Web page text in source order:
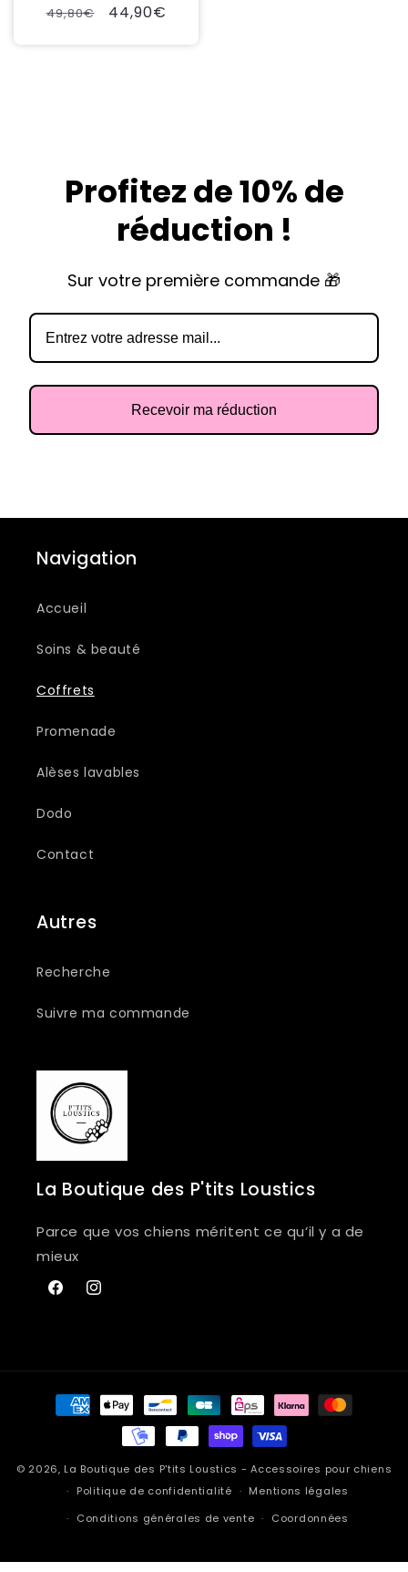
Prix
49,80€
Prix
44,90€
Profitez de 10% de
réduction !
Sur votre première commande 🎁
Recevoir ma réduction
Navigation
Accueil
Soins & beauté
Coffrets
Promenade
Alèses lavables
Dodo
Contact
Autres
Recherche
Suivre ma commande
La Boutique des P'tits Loustics
Parce que vos chiens méritent ce qu’il y a de
mieux
FacebookInstagram
Moyens
© 2026, La Boutique des P'tits Loustics - Accessoires pour chiens
Politique de confidentialité
Mentions légales
Conditions générales de vente
Coordonnées